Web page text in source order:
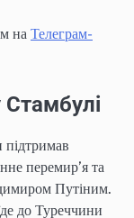
на Телеграм-
підтримав
перемир’я та
Путіним.
до Туреччини